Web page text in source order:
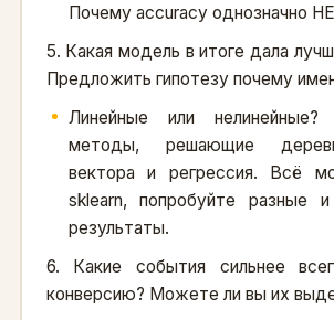
Почему accuracy однозначно
5. Какая модель в итоге дала
Предложить гипотезу почему
Линейные или нелинейные?
методы, решающие
вектора и регрессия. Всё
sklearn, попробуйте разные
результаты.
6. Какие события сильнее
конверсию? Можете ли вы их